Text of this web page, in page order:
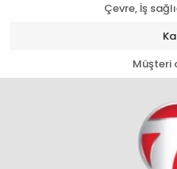
Çevre, İş
Müşteri